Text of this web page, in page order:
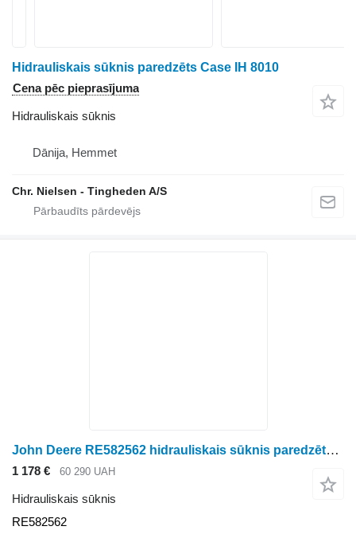
Hidrauliskais sūknis paredzēts Case IH 8010
Cena pēc pieprasījuma
Hidrauliskais sūknis
Dānija, Hemmet
Chr. Nielsen - Tingheden A/S
John Deere RE582562 hidrauliskais sūknis paredzēts John Deere graudu kombaina
1 178 € 60 290 UAH
Hidrauliskais sūknis
RE582562